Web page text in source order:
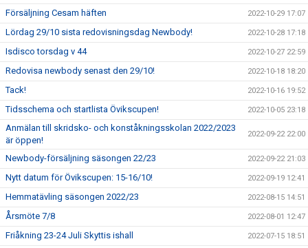
Försäljning Cesam häften 2022-10-29 17:07
Lördag 29/10 sista redovisningsdag Newbody! 2022-10-28 17:18
Isdisco torsdag v 44 2022-10-27 22:59
Redovisa newbody senast den 29/10! 2022-10-18 18:20
Tack! 2022-10-16 19:52
Tidsschema och startlista Övikscupen! 2022-10-05 23:18
Anmälan till skridsko- och konståkningsskolan 2022/2023
är öppen!
2022-09-22 22:00
Newbody-försäljning säsongen 22/23 2022-09-22 21:03
Nytt datum för Övikscupen: 15-16/10! 2022-09-19 12:41
Hemmatävling säsongen 2022/23 2022-08-15 14:51
Årsmöte 7/8 2022-08-01 12:47
Friåkning 23-24 Juli Skyttis ishall 2022-07-15 18:51